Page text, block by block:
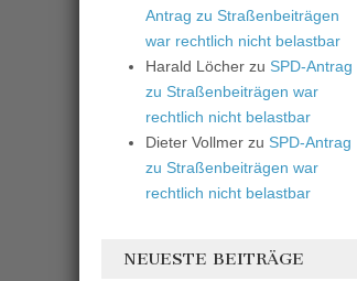
Antrag zu Straßenbeiträgen
war rechtlich nicht belastbar
Harald Löcher zu SPD-Antrag
zu Straßenbeiträgen war
rechtlich nicht belastbar
Dieter Vollmer zu SPD-Antrag
zu Straßenbeiträgen war
rechtlich nicht belastbar
NEUESTE BEITRÄGE